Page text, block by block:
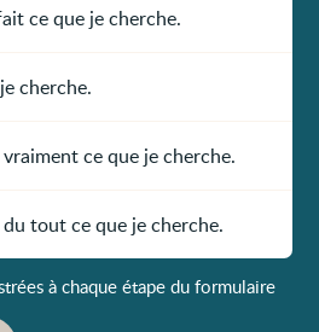
ce que je cherche.
cherche.
vraiment ce que je cherche.
du tout ce que je cherche.
à chaque étape du formulaire